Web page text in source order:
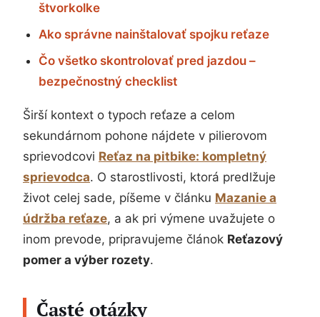
štvorkolke
Ako správne nainštalovať spojku reťaze
Čo všetko skontrolovať pred jazdou –
bezpečnostný checklist
Širší kontext o typoch reťaze a celom
sekundárnom pohone nájdete v pilierovom
sprievodcovi Reťaz na pitbike: kompletný
sprievodca. O starostlivosti, ktorá predlžuje
život celej sade, píšeme v článku Mazanie a
údržba reťaze, a ak pri výmene uvažujete o
inom prevode, pripravujeme článok Reťazový
pomer a výber rozety.
Časté otázky